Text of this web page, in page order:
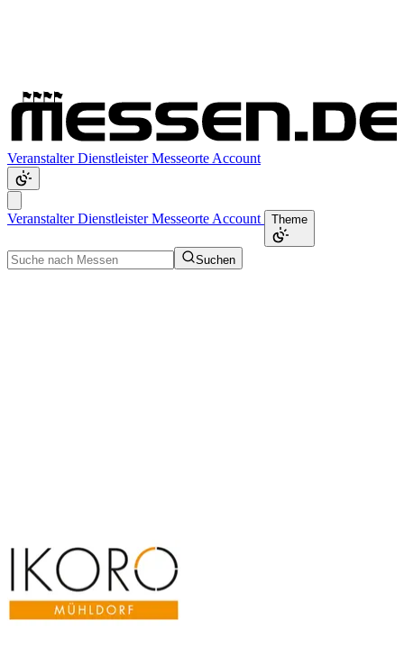
VeranstalterDienstleisterMesseorte Account
VeranstalterDienstleisterMesseorte Account Theme
Suchen